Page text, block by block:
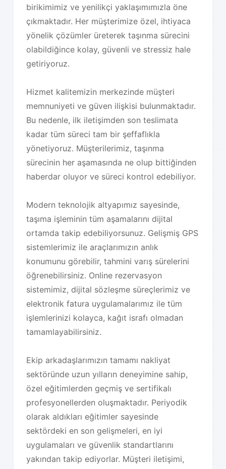
birikimimiz ve yenilikçi yaklaşımımızla öne
çıkmaktadır. Her müşterimize özel, ihtiyaca
yönelik çözümler üreterek taşınma sürecini
olabildiğince kolay, güvenli ve stressiz hale
getiriyoruz.
Hizmet kalitemizin merkezinde müşteri
memnuniyeti ve güven ilişkisi bulunmaktadır.
Bu nedenle, ilk iletişimden son teslimata
kadar tüm süreci tam bir şeffaflıkla
yönetiyoruz. Müşterilerimiz, taşınma
sürecinin her aşamasında ne olup bittiğinden
haberdar oluyor ve süreci kontrol edebiliyor.
Modern teknolojik altyapımız sayesinde,
taşıma işleminin tüm aşamalarını dijital
ortamda takip edebiliyorsunuz. Gelişmiş GPS
sistemlerimiz ile araçlarımızın anlık
konumunu görebilir, tahmini varış sürelerini
öğrenebilirsiniz. Online rezervasyon
sistemimiz, dijital sözleşme süreçlerimiz ve
elektronik fatura uygulamalarımız ile tüm
işlemlerinizi kolayca, kağıt israfı olmadan
tamamlayabilirsiniz.
Ekip arkadaşlarımızın tamamı nakliyat
sektöründe uzun yılların deneyimine sahip,
özel eğitimlerden geçmiş ve sertifikalı
profesyonellerden oluşmaktadır. Periyodik
olarak aldıkları eğitimler sayesinde
sektördeki en son gelişmeleri, en iyi
uygulamaları ve güvenlik standartlarını
yakından takip ediyorlar. Müşteri iletişimi,